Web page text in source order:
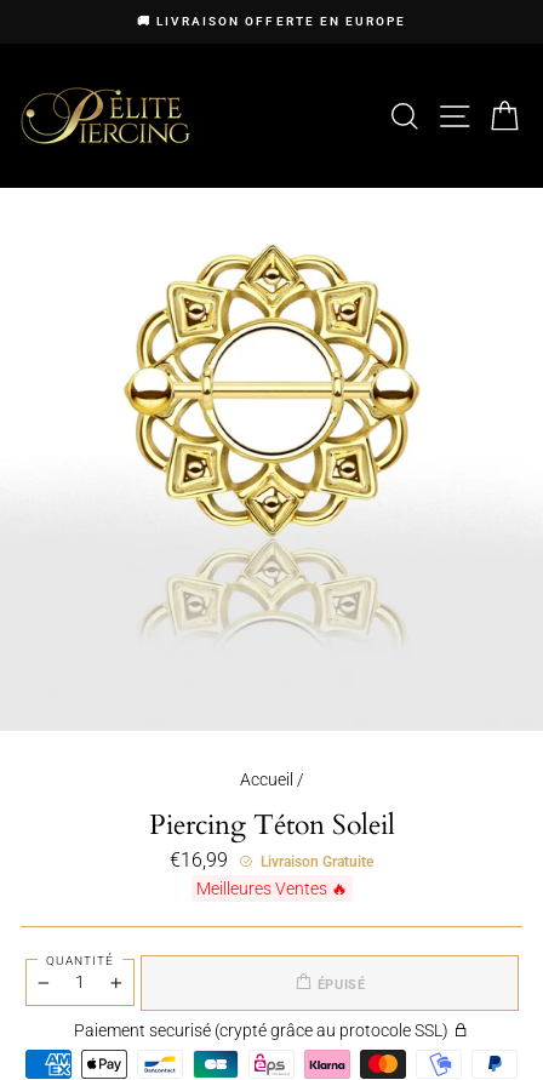
🚚 LIVRAISON OFFERTE EN EUROPE
Accueil /
Piercing Téton Soleil
€16,99
Prix
régulier
Livraison Gratuite
Meilleures Ventes 🔥
QUANTITÉ
+
ÉPUISÉ
Paiement securisé (crypté grâce au protocole SSL)